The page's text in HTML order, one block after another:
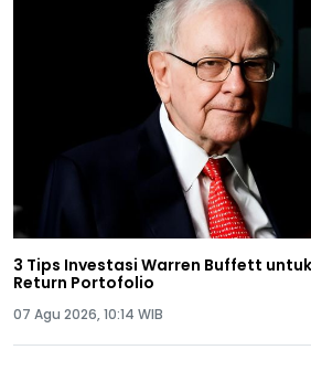
3 Tips Investasi Warren Buffett
Return Portofolio
07 Agu 2026, 10:14 WIB